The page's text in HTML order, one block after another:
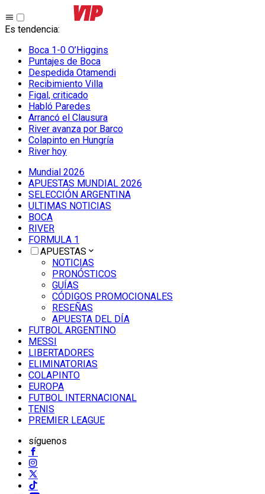
Es tendencia:
Boca 1-0 O’Higgins
Puntajes de Boca
Despedida Otamendi
Recibimiento Villa
Figal, criticado
Habló Paredes
Arrancó el Clausura
River avanza por Barco
Colapinto en Hungría
River hoy
Mundial 2026
APUESTAS MUNDIAL 2026
SELECCIÓN ARGENTINA
ULTIMAS NOTICIAS
BOCA
RIVER
FORMULA 1
APUESTAS
NOTICIAS
PRONÓSTICOS
GUÍAS
CÓDIGOS PROMOCIONALES
RESEÑAS
APUESTA DEL DÍA
FUTBOL ARGENTINO
MESSI
LIBERTADORES
ELIMINATORIAS
COLAPINTO
EUROPA
FUTBOL INTERNACIONAL
TENIS
PREMIER LEAGUE
síguenos